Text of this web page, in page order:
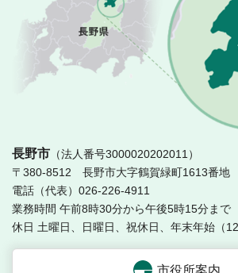
長野市 （法人番号3000020202011）
〒380-8512 長野市大字鶴賀緑町1613番地
電話（代表）026-226-4911
業務時間 午前8時30分から午後5時15分まで
休日 土曜日、日曜日、祝休日、年末年始（
市役所案内